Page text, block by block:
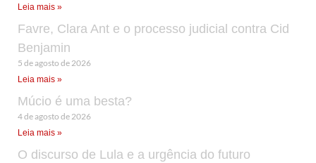
Leia mais »
Favre, Clara Ant e o processo judicial contra Cid
Benjamin
5 de agosto de 2026
Leia mais »
Múcio é uma besta?
4 de agosto de 2026
Leia mais »
O discurso de Lula e a urgência do futuro